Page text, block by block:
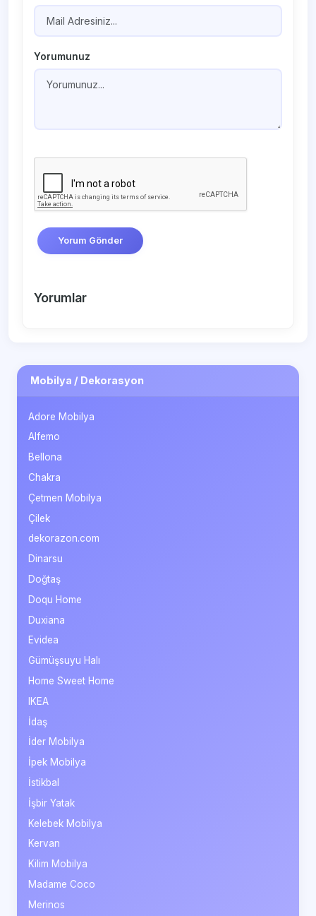
Yorumunuz
Yorum Gönder
Yorumlar
Mobilya / Dekorasyon
Adore Mobilya
Alfemo
Bellona
Chakra
Çetmen Mobilya
Çilek
dekorazon.com
Dinarsu
Doğtaş
Doqu Home
Duxiana
Evidea
Gümüşsuyu Halı
Home Sweet Home
IKEA
İdaş
İder Mobilya
İpek Mobilya
İstikbal
İşbir Yatak
Kelebek Mobilya
Kervan
Kilim Mobilya
Madame Coco
Merinos